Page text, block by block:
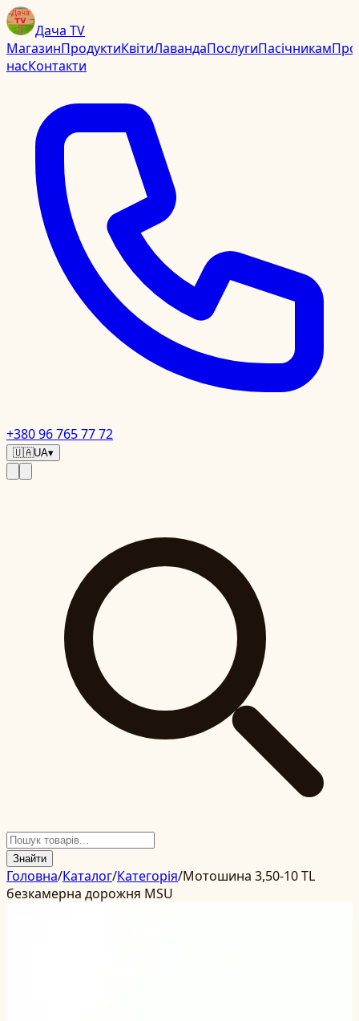
Дача TV
МагазинПродуктиКвітиЛавандаПослугиПасічникамПро
насКонтакти
+380 96 765 77 72
🇺🇦UA▾
Знайти
Головна/Каталог/Категорія/Мотошина 3,50-10 TL
безкамерна дорожня MSU